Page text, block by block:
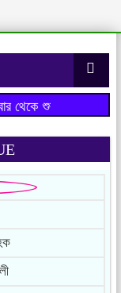
থেকে শুরু হবে।